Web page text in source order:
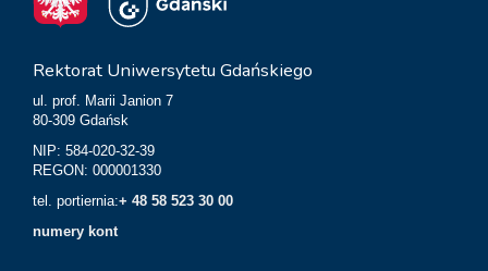
Rektorat Uniwersytetu Gdańskiego
ul. prof. Marii Janion 7
80-309 Gdańsk
NIP: 584-020-32-39
REGON: 000001330
tel. portiernia:+ 48 58 523 30 00
numery kont